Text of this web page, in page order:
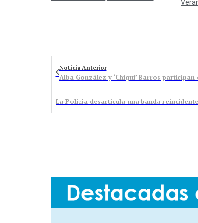
Noticia Anterior
Alba González y ‘Chiqui’ Barros